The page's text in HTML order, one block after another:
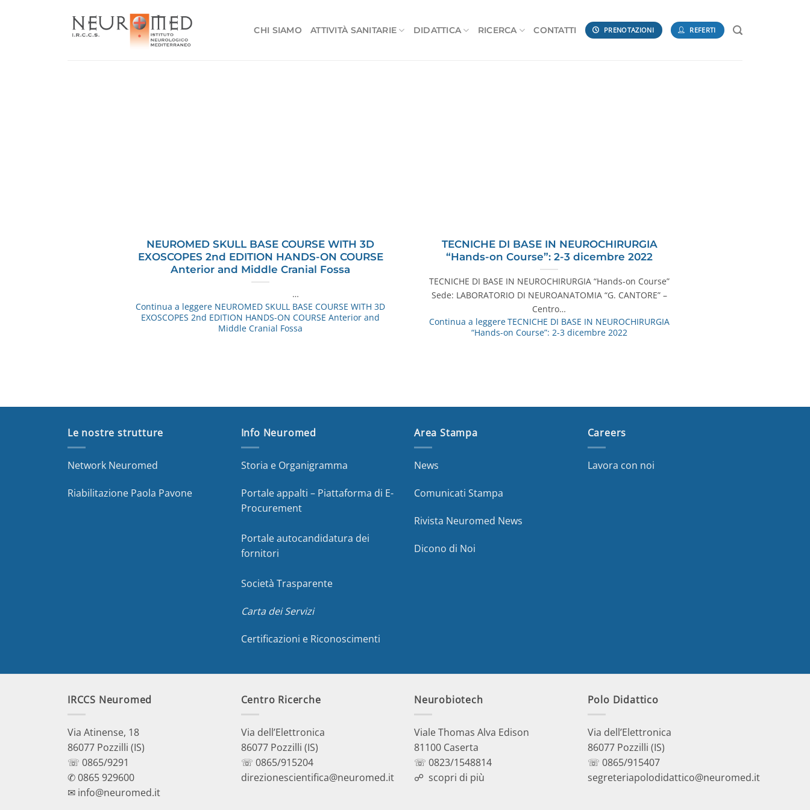
CHI SIAMO ATTIVITÀ SANITARIE DIDATTICA RICERCA CONTATTI PRENOTAZIONI REFERTI
NEUROMED SKULL BASE COURSE WITH 3D
EXOSCOPES 2nd EDITION HANDS-ON COURSE
Anterior and Middle Cranial Fossa
…
Continua a leggere NEUROMED SKULL BASE COURSE WITH 3D
EXOSCOPES 2nd EDITION HANDS-ON COURSE Anterior and
Middle Cranial Fossa
TECNICHE DI BASE IN NEUROCHIRURGIA
“Hands-on Course”: 2-3 dicembre 2022
TECNICHE DI BASE IN NEUROCHIRURGIA “Hands-on Course”
Sede: LABORATORIO DI NEUROANATOMIA “G. CANTORE” –
Centro…
Continua a leggereTECNICHE DI BASE IN NEUROCHIRURGIA
“Hands-on Course”: 2-3 dicembre 2022
Le nostre strutture
Network Neuromed
Riabilitazione Paola Pavone
Info Neuromed
Storia e Organigramma
Portale appalti – Piattaforma di E-
Procurement
Portale autocandidatura dei
fornitori
Società Trasparente
Carta dei Servizi
Certificazioni e Riconoscimenti
Area Stampa
News
Comunicati Stampa
Rivista Neuromed News
Dicono di Noi
Careers
Lavora con noi
IRCCS Neuromed
Via Atinense, 18
86077 Pozzilli (IS)
☏ 0865/9291
✆ 0865 929600
✉ info@neuromed.it
Centro Ricerche
Via dell’Elettronica
86077 Pozzilli (IS)
☏ 0865/915204
direzionescientifica@neuromed.it
Neurobiotech
Viale Thomas Alva Edison
81100 Caserta
☏ 0823/1548814
☍ scopri di più
Polo Didattico
Via dell’Elettronica
86077 Pozzilli (IS)
☏ 0865/915407
segreteriapolodidattico@neuromed.it